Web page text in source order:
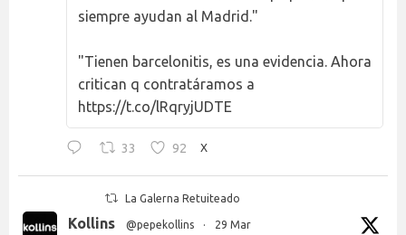
siempre ayudan al Madrid."
"Tienen barcelonitis, es una evidencia. Ahora
critican q contratáramos a
https://t.co/lRqryjUDTE
33 92 X
La Galerna Retuiteado
Kollins @pepekollins · 29 Mar